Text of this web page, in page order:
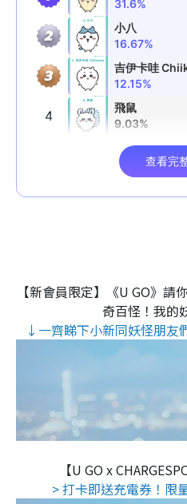
【新會員限定】《U GO》
奇百怪！我的
↓一齊睇下小新同妖怪朋友
【U GO x
> 打卡即送充電券！限